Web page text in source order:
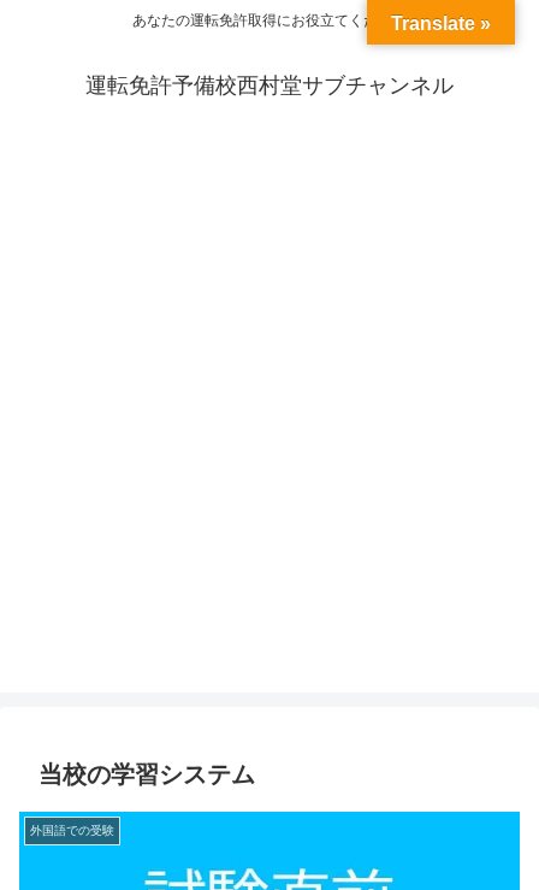
あなたの運転免許取得にお役立てください
運転免許予備校西村堂サブチャンネル
当校の学習システム
外国語での受験
Translate »